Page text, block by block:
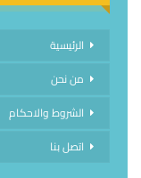
الرئيسية
من نحن
الشروط والاحكام
اتصل بنا